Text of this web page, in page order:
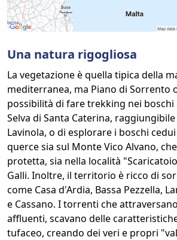
Una natura rigogliosa
La vegetazione è quella tipica della
mediterranea, ma Piano di Sorrento
possibilità di fare trekking nei boschi
Selva di Santa Caterina,
Lavinola, o di esplorare i boschi
querce sia sul Monte Vico Alvano,
protetta, sia nella località
Galli. Inoltre, il territorio è ricco di
come Casa d'Ardia, Bassa Pezzella,
e Cassano. I torrenti che
affluenti, scavano delle
tufaceo, creando dei veri e propri